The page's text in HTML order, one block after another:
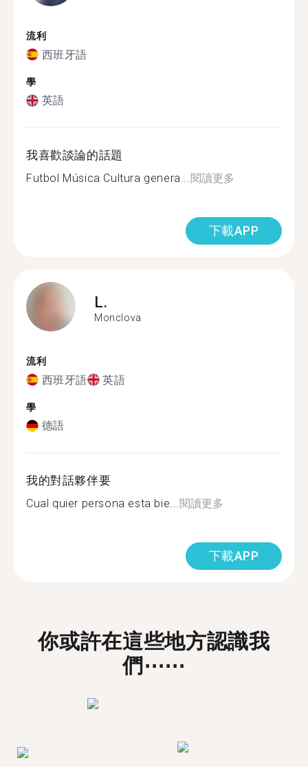
流利
西班牙語
學
英語
我喜歡談論的話題
Futbol Música Cultura genera...閱讀更多
下載APP
L.
Monclova
流利
西班牙語 英語
學
德語
我的對話夥伴要
Cual quier persona esta bie...閱讀更多
下載APP
你或許在這些地方認識我
們⋯⋯